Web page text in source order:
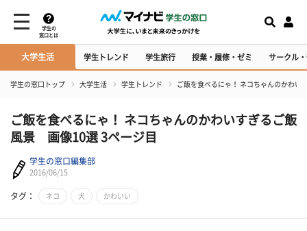
学生の
窓口とは
大学生活 学生トレンド 学生旅行 授業・履修・ゼミ サークル
学生の窓口トップ 大学生活 学生トレンド ご飯を食べるにゃ！ ネコちゃんのかわ
ご飯を食べるにゃ！ ネコちゃんのかわいすぎるご飯
風景 画像10選 3ページ目
学生の窓口編集部
2016/06/15
タグ： ネコ 犬 かわいい